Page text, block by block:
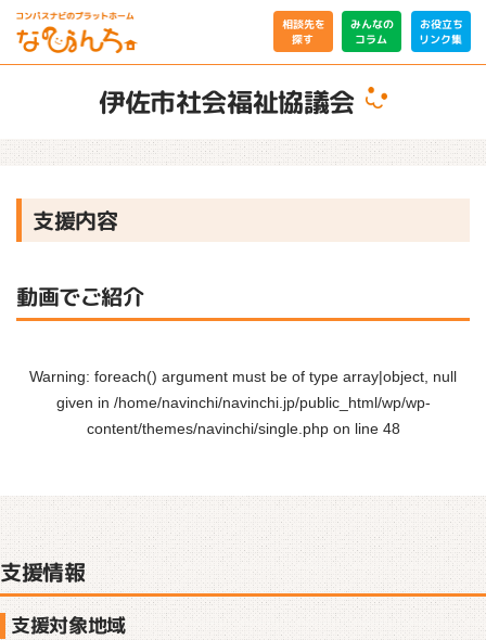
相談先を
探す
みんなの
コラム
お役立ち
リンク集
伊佐市社会福祉協議会
支援内容
動画でご紹介
Warning: foreach() argument must be of type array|object, null
given in /home/navinchi/navinchi.jp/public_html/wp/wp-
content/themes/navinchi/single.phpon line 48
支援情報
支援対象地域